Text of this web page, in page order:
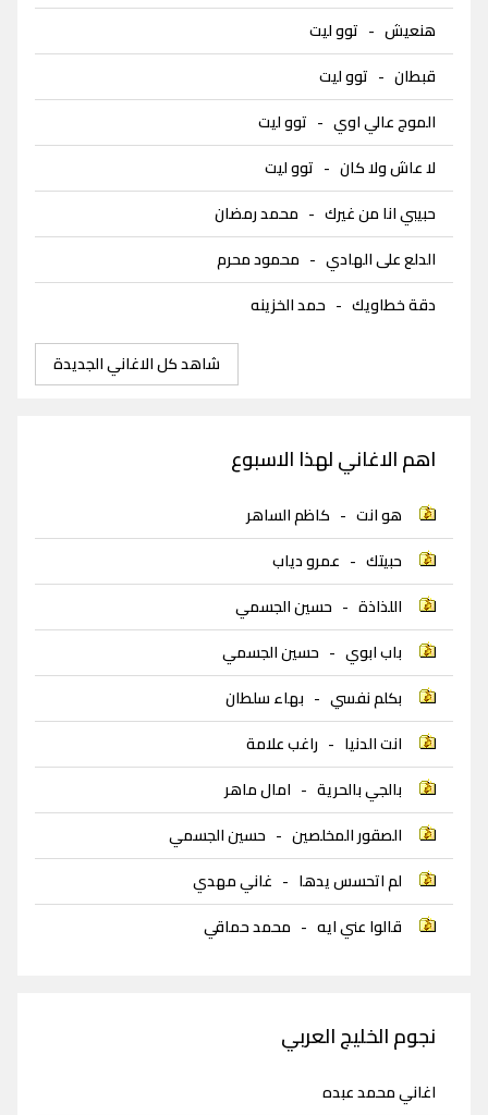
هنعيش - توو ليت
قبطان - توو ليت
الموج عالي اوي - توو ليت
لا عاش ولا كان - توو ليت
حبيبي انا من غيرك - محمد رمضان
الدلع على الهادي - محمود محرم
دقة خطاويك - حمد الخزينه
شاهد كل الاغاني الجديدة
اهم الاغاني لهذا الاسبوع
هو انت - كاظم الساهر
حبيتك - عمرو دياب
اللذاذة - حسين الجسمي
باب ابوي - حسين الجسمي
بكلم نفسي - بهاء سلطان
انت الدنيا - راغب علامة
بالجي بالحرية - امال ماهر
الصقور المخلصين - حسين الجسمي
لم اتحسس يدها - غاني مهدي
قالوا عني ايه - محمد حماقي
نجوم الخليج العربي
اغاني محمد عبده